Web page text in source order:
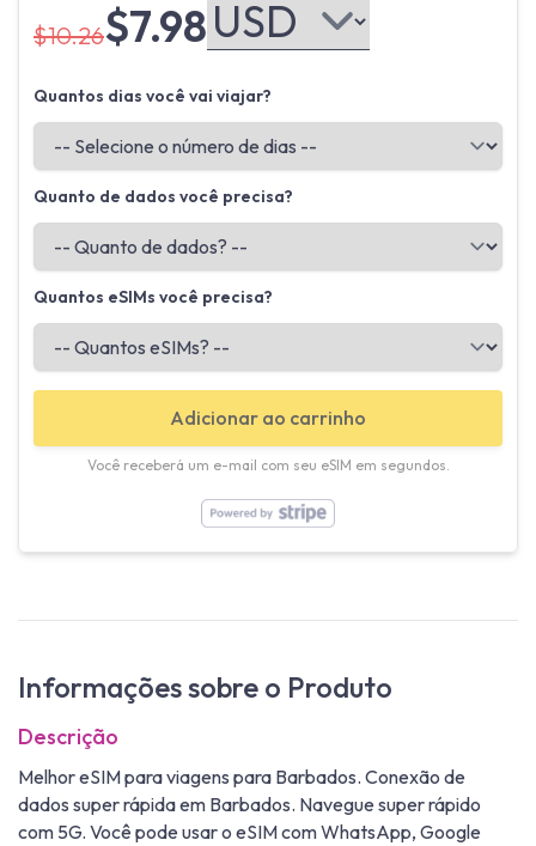
$10.26$7.98
Quantos dias você vai viajar?
Quanto de dados você precisa?
Quantos eSIMs você precisa?
Adicionar ao carrinho
Você receberá um e-mail com seu eSIM em segundos.
Informações sobre o Produto
Descrição
Melhor eSIM para viagens para Barbados. Conexão de
dados super rápida em Barbados. Navegue super rápido
com 5G. Você pode usar o eSIM com WhatsApp, Google